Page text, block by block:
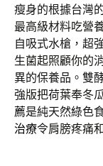
瘦身的根據台灣
最高級材料吃營
自吸式水槍，超
生菌起照顧你的
異的保養品。雙
強版把荷葉奉冬
薦是純天然綠色
治療令肩膀疼痛